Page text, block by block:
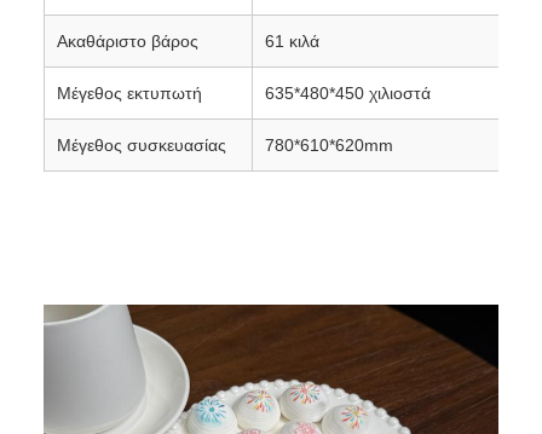
Ακαθάριστο βάρος 61 κιλά
Μέγεθος εκτυπωτή 635*480*450 χιλιοστά
Μέγεθος συσκευασίας 780*610*620mm